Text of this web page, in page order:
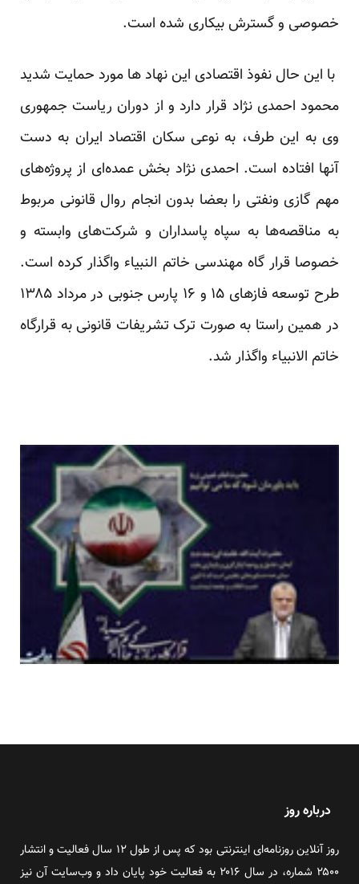
خصوصی و گسترش بیکاری شده است.
با این حال نفوذ اقتصادی این نهاد ها مورد حمایت شدید
محمود احمدی نژاد قرار دارد و از دوران ریاست جمهوری
وی به این طرف، به نوعی سکان اقتصاد ایران به دست
آنها افتاده است. احمدی نژاد بخش عمده‌ای از پروژه‌های
مهم گازی ونفتی را بعضا بدون انجام روال قانونی مربوط
به مناقصه‌ها به سپاه پاسداران و شرکت‌های وابسته و
خصوصا قرار گاه مهندسی خاتم النبیاء واگذار کرده است.
طرح توسعه فازهای ۱۵ و ۱۶ پارس جنوبی در مرداد ۱۳۸۵
در همین راستا به صورت ترک تشریفات قانونی به قرارگاه
خاتم الانبیاء واگذار شد.
درباره روز
روز آنلاین روزنامه‌ای اینترنتی بود که پس از طول ۱۲ سال فعالیت و انتشار
۲۵۰۰ شماره، در سال ۲۰۱۶ به فعالیت خود پایان داد و وب‌سایت آن نیز